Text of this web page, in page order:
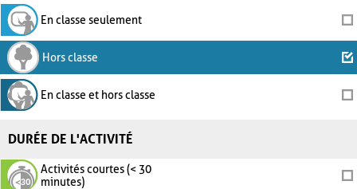
En classe seulement
Hors classe
En classe et hors classe
DURÉE DE L'ACTIVITÉ
Activités courtes (< 30
minutes)